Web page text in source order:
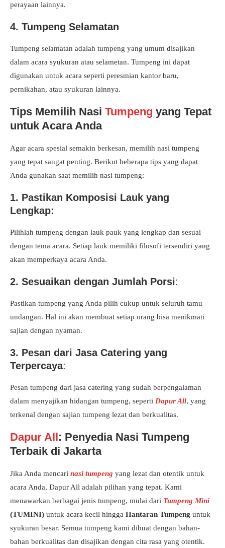
perayaan lainnya.
4. Tumpeng Selamatan
Tumpeng selamatan adalah tumpeng yang umum disajikan
dalam acara syukuran atau selametan. Tumpeng ini dapat
digunakan untuk acara seperti peresmian kantor baru,
pernikahan, atau syukuran lainnya.
Tips Memilih Nasi Tumpeng yang Tepat
untuk Acara Anda
Agar acara spesial semakin berkesan, memilih nasi tumpeng
yang tepat sangat penting. Berikut beberapa tips yang dapat
Anda gunakan saat memilih nasi tumpeng:
1. Pastikan Komposisi Lauk yang
Lengkap:
Pilihlah tumpeng dengan lauk pauk yang lengkap dan sesuai
dengan tema acara. Setiap lauk memiliki filosofi tersendiri yang
akan memperkaya acara Anda.
2. Sesuaikan dengan Jumlah Porsi:
Pastikan tumpeng yang Anda pilih cukup untuk seluruh tamu
undangan. Hal ini akan membuat setiap orang bisa menikmati
sajian dengan nyaman.
3. Pesan dari Jasa Catering yang
Terpercaya:
Pesan tumpeng dari jasa catering yang sudah berpengalaman
dalam menyajikan hidangan tumpeng, seperti Dapur All, yang
terkenal dengan sajian tumpeng lezat dan berkualitas.
Dapur All: Penyedia Nasi Tumpeng
Terbaik di Jakarta
Jika Anda mencari nasi tumpeng yang lezat dan otentik untuk
acara Anda, Dapur All adalah pilihan yang tepat. Kami
menawarkan berbagai jenis tumpeng, mulai dari Tumpeng Mini
(TUMINI) untuk acara kecil hingga Hantaran Tumpeng untuk
syukuran besar. Semua tumpeng kami dibuat dengan bahan-
bahan berkualitas dan disajikan dengan cita rasa yang otentik.